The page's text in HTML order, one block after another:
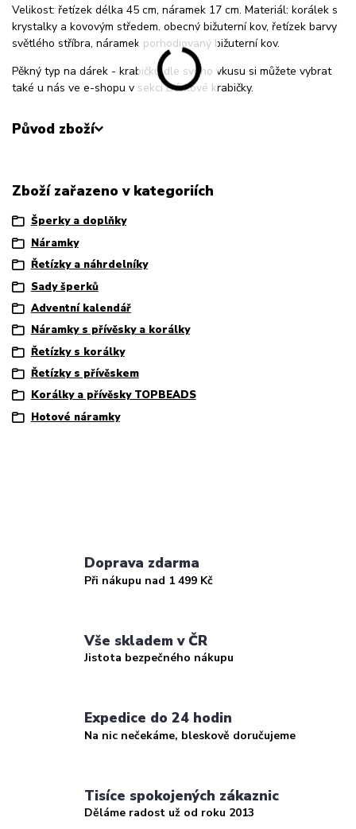
Velikost: řetízek délka 45 cm, náramek 17 cm. Materiál: korálek s
krystalky a kovovým středem, obecný bižuterní kov, řetízek barvy
světlého stříbra, náramek porhodiovaný bižuterní kov.
Pěkný typ na dárek - krabičku dle svého vkusu si můžete vybrat
také u nás ve e-shopu v sekci Dárkové krabičky.
Původ zboží
Zboží zařazeno v kategoriích
Šperky a doplňky
Náramky
Řetízky a náhrdelníky
Sady šperků
Adventní kalendář
Náramky s přívěsky a korálky
Řetízky s korálky
Řetízky s přívěskem
Korálky a přívěsky TOPBEADS
Hotové náramky
Doprava zdarma
Při nákupu nad 1 499 Kč
Vše skladem v ČR
Jistota bezpečného nákupu
Expedice do 24 hodin
Na nic nečekáme, bleskově doručujeme
Tisíce spokojených zákaznic
Děláme radost už od roku 2013